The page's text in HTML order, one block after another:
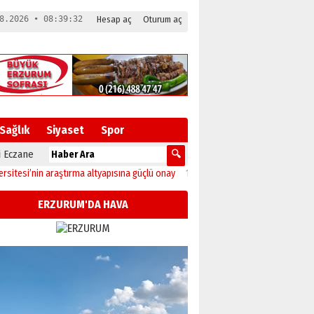
Hesap aç Oturum aç
• 08:39:33
Sağlık Siyaset Spor
altyapısına güçlü onay 12:04Oltu’da festival coşkusu konserle
ERZURUM'DA HAVA